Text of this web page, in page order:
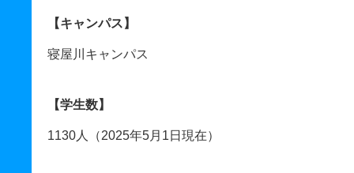
【キャンパス】
寝屋川キャンパス
【学生数】
1130人（2025年5月1日現在）